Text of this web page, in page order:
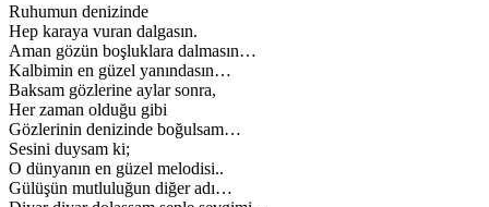
Ruhumun denizinde
Hep karaya vuran dalgasın.
Aman gözün boşluklara dalmasın…
Kalbimin en güzel yanındasın…
Baksam gözlerine aylar sonra,
Her zaman olduğu gibi
Gözlerinin denizinde boğulsam…
Sesini duysam ki;
O dünyanın en güzel melodisi..
Gülüşün mutluluğun diğer adı…